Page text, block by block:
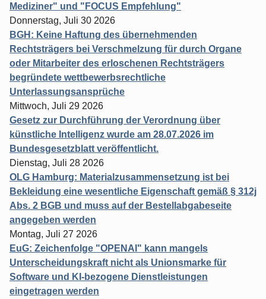
Mediziner" und "FOCUS Empfehlung"
Donnerstag, Juli 30 2026
BGH: Keine Haftung des übernehmenden
Rechtsträgers bei Verschmelzung für durch Organe
oder Mitarbeiter des erloschenen Rechtsträgers
begründete wettbewerbsrechtliche
Unterlassungsansprüche
Mittwoch, Juli 29 2026
Gesetz zur Durchführung der Verordnung über
künstliche Intelligenz wurde am 28.07.2026 im
Bundesgesetzblatt veröffentlicht.
Dienstag, Juli 28 2026
OLG Hamburg: Materialzusammensetzung ist bei
Bekleidung eine wesentliche Eigenschaft gemäß § 312j
Abs. 2 BGB und muss auf der Bestellabgabeseite
angegeben werden
Montag, Juli 27 2026
EuG: Zeichenfolge "OPENAI" kann mangels
Unterscheidungskraft nicht als Unionsmarke für
Software und KI-bezogene Dienstleistungen
eingetragen werden